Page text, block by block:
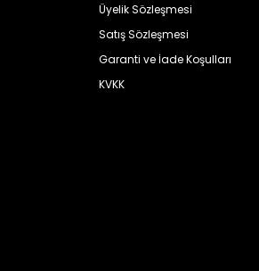
Üyelik Sözleşmesi
Satış Sözleşmesi
Garanti ve İade Koşulları
KVKK